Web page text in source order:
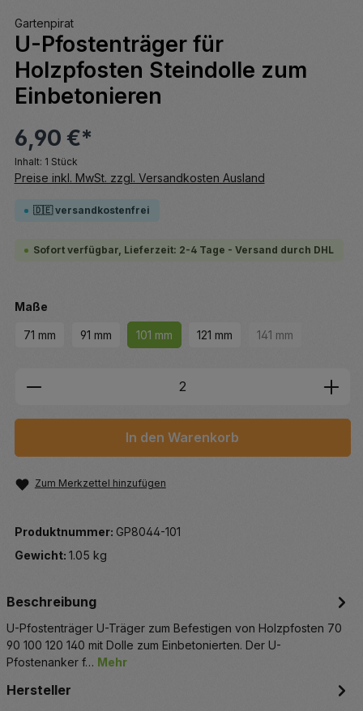
Gartenpirat
U-Pfostenträger für
Holzpfosten Steindolle zum
Einbetonieren
6,90 €*
Inhalt: 1 Stück
Preise inkl. MwSt. zzgl. Versandkosten Ausland
🇩🇪 versandkostenfrei
Sofort verfügbar, Lieferzeit: 2-4 Tage - Versand durch DHL
Maßeauswählen
71 mm 91 mm 101 mm 121 mm 141 mm(Diese Option ist
Produkt Anzahl: Gib den
In den Warenkorb
Zum Merkzettel hinzufügen
Produktnummer: GP8044-101
Gewicht: 1.05 kg
Beschreibung
U-Pfostenträger U-Träger zum Befestigen von Holzpfosten 70
90 100 120 140 mit Dolle zum Einbetonierten. Der U-
Pfostenanker f… Mehr
Hersteller